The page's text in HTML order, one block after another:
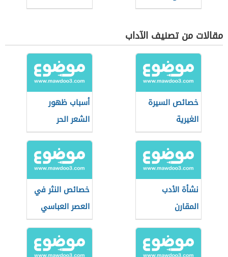
مقالات من تصنيف الآداب
خصائص السيرة
الغيرية
أسباب ظهور
الشعر الحر
نشأة الأدب
المقارن
خصائص النثر في
العصر العباسي